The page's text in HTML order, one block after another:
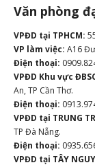
Văn phòng
VPĐD tại TPHCM:
VP làm việc: A16
Điện thoại:
VPĐD Khu vực
An, TP Cần Thơ.
Điện thoại:
VPĐD tại TRUNG
TP Đà Nẵng.
Điện thoại:
VPĐD tại TÂY